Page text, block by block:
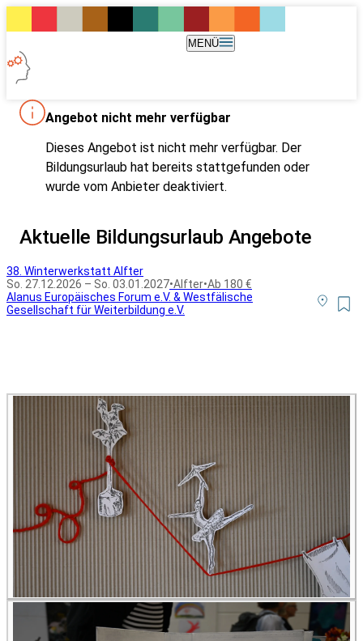
MENÜ
Angebot nicht mehr verfügbar
Dieses Angebot ist nicht mehr verfügbar. Der
Bildungsurlaub hat bereits stattgefunden oder
wurde vom Anbieter deaktiviert.
Aktuelle Bildungsurlaub Angebote
38. Winterwerkstatt Alfter
So. 27.12.2026 – So. 03.01.2027•Alfter•Ab 180 €
Alanus Europäisches Forum e.V. & Westfälische
Gesellschaft für Weiterbildung e.V.